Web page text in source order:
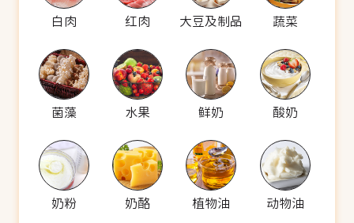
白肉 红肉 大豆及制品 蔬菜
菌藻 水果 鲜奶 酸奶
奶粉 奶酪 植物油 动物油